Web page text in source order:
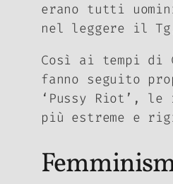
erano tutti
nel leggere il
Così ai tempi di
fanno seguito
‘ Pussy Riot ’, le
più estreme e